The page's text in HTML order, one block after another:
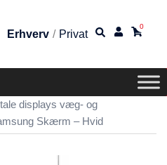
Erhverv / Privat
0
displays væg- og
Skærm – Hvid